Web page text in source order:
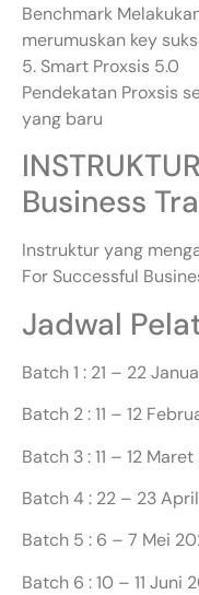
Benchmark
merumuskan key
5. Smart Proxsis 5.0
Pendekatan Proxsis
yang baru
Business
Instruktur yang
For Successful
Jadwal
Batch 1 : 21 – 22
Batch 2 : 11 – 12
Batch 3 : 11 – 12
Batch 4 : 22 – 23
Batch 5 : 6 – 7 Mei
Batch 6 : 10 – 11 Juni